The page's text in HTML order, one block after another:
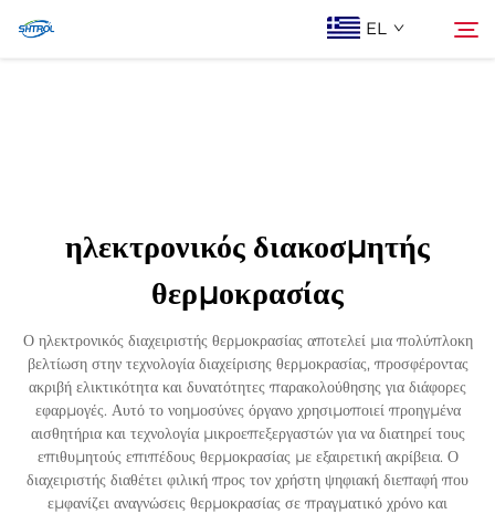
EL
Επικοινωνία Με Ας
ηλεκτρονικός διακοσμητής
θερμοκρασίας
Ο ηλεκτρονικός διαχειριστής θερμοκρασίας αποτελεί μια πολύπλοκη
βελτίωση στην τεχνολογία διαχείρισης θερμοκρασίας, προσφέροντας
ακριβή ελικτικότητα και δυνατότητες παρακολούθησης για διάφορες
εφαρμογές. Αυτό το νοημοσύνες όργανο χρησιμοποιεί προηγμένα
αισθητήρια και τεχνολογία μικροεπεξεργαστών για να διατηρεί τους
επιθυμητούς επιπέδους θερμοκρασίας με εξαιρετική ακρίβεια. Ο
διαχειριστής διαθέτει φιλική προς τον χρήστη ψηφιακή διεπαφή που
εμφανίζει αναγνώσεις θερμοκρασίας σε πραγματικό χρόνο και